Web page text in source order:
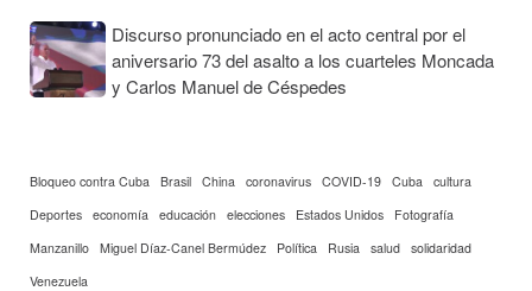
Discurso pronunciado en el acto central por el
aniversario 73 del asalto a los cuarteles Moncada
y Carlos Manuel de Céspedes
Bloqueo contra Cuba Brasil China coronavirus COVID-19 Cuba
cultura
Deportes economía educación elecciones Estados Unidos
Fotografía
Manzanillo Miguel Díaz-Canel Bermúdez Política Rusia salud solidaridad
Venezuela